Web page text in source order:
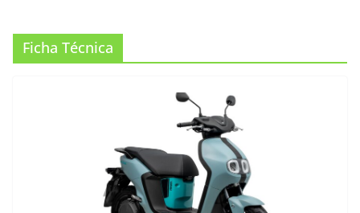
Ficha Técnica